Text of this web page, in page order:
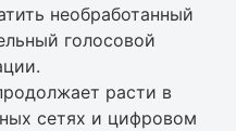
необработанный
голосовой
расти в
сетях и цифровом